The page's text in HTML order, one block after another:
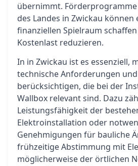
übernimmt.
des Landes in Zwickau können
finanziellen Spielraum
Kostenlast reduzieren.
In in Zwickau ist es essenziell,
technische Anforderungen
berücksichtigen, die bei der
Wallbox relevant sind. Dazu
Leistungsfähigkeit der
Elektroinstallation oder
Genehmigungen für bauliche
frühzeitige Abstimmung mit
möglicherweise der örtlichen